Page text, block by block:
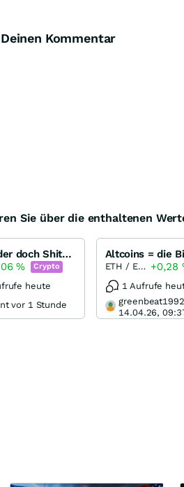
Kommentar
Sie über die enthaltenen
Bitcoin oder doch Shitcoin?!
% Crypto
heute
vor 1 Stunde
ETH / EUR +0,28
1 Aufrufe
greenbeat1992
14.04.26,